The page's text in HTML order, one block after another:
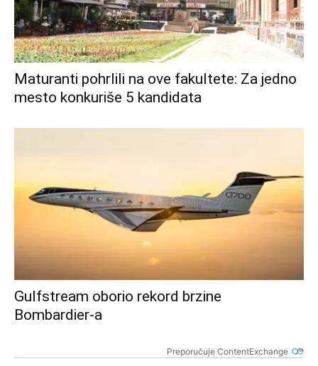
Maturanti pohrlili na ove fakultete: Za jedno
mesto konkuriše 5 kandidata
Gulfstream oborio rekord brzine
Bombardier-a
Preporučuje ContentExchange